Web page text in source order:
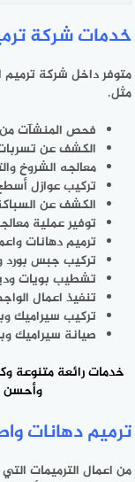
خدمات شركة
متوفر داخل شركة ترميم
مثل.
فحص المنشآت من
الكشف عن تسربات
معالجه الشروخ
تركيب عوازل
الكشف عن
توفير عملية
ترميم دهانات
تركيب جبس بورد
تشطيب بويات
تنفيذ اعمال
تركيب سيراميك
صيانة سيراميك
خدمات رائعة متنوعة
وأحسن
ترميم دهانات
من اعمال الترميمات